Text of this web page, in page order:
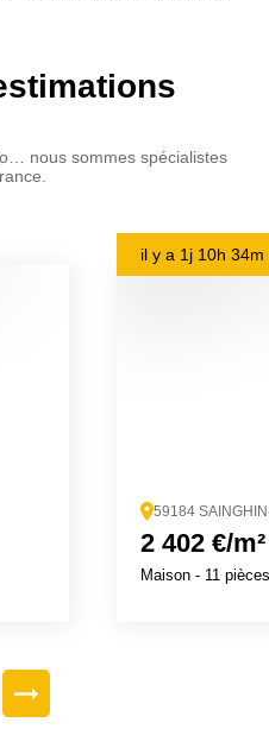
nous sommes spécialistes
il y a 1j 10h 34m
59184
2 402 €/m²
Maison - 11 pièces